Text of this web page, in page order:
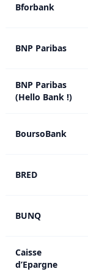
Bforbank
BNP Paribas
BNP Paribas
(Hello Bank !)
BoursoBank
BRED
BUNQ
Caisse
d’Epargne